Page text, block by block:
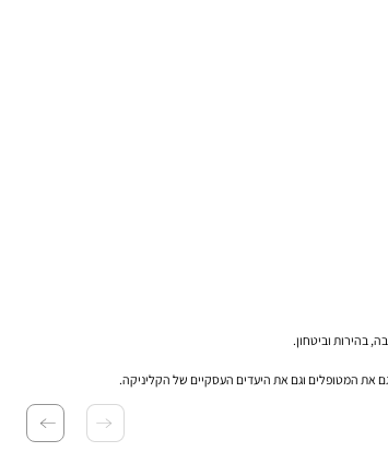
בהירות וביטחון.
את המטופלים וגם את היעדים העסקיים של הקליניקה.